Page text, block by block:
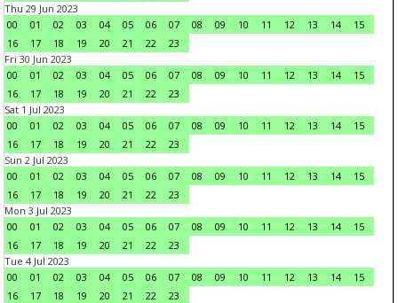
Thu 29 Jun 2023
00
01 02 03 04 05 06 07 08 09 10 11 12 13 14
15
16
17 18 19 20 21 22
23
Fri 30 Jun 2023
00
01 02 03 04 05 06 07 08 09 10 11 12 13 14
15
16
17 18 19 20 21 22
23
Sat 1 Jul 2023
00
01 02 03 04 05 06 07 08 09 10 11 12 13 14
15
16
17 18 19 20 21 22
23
Sun 2 Jul 2023
00
01 02 03 04 05 06 07 08 09 10 11 12 13 14
15
16
17 18 19 20 21 22
23
Mon 3 Jul 2023
00
01 02 03 04 05 06 07 08 09 10 11 12 13 14
15
16
17 18 19 20 21 22
23
Tue 4 Jul 2023
00
01 02 03 04 05 06 07 08 09 10 11 12 13 14
15
16
17 18 19 20 21 22
23